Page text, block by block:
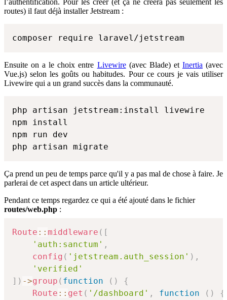
l’authentification. Pour les créer (et ça ne créera pas seulement les
routes) il faut déjà installer Jetstream :
composer require laravel/jetstream
Ensuite on a le choix entre Livewire(avec Blade) et Inertia (avec
Vue.js) selon les goûts ou habitudes. Pour ce cours je vais utiliser
Livewire qui a un grand succès dans la communauté.
php artisan jetstream:install livewire
npm install
npm run dev
php artisan migrate
Ça prend un peu de temps parce qu'il y a pas mal de chose à faire. Je
parlerai de cet aspect dans un article ultérieur.
Pendant ce temps regardez ce qui a été ajouté dans le fichier
routes/web.php :
Route :: middleware ( [
'auth:sanctum' ,
config ( 'jetstream.auth_session' ) ,
'verified'
] ) ->group ( function ( )
{
Route :: get ( '/dashboard' , function ( )
{